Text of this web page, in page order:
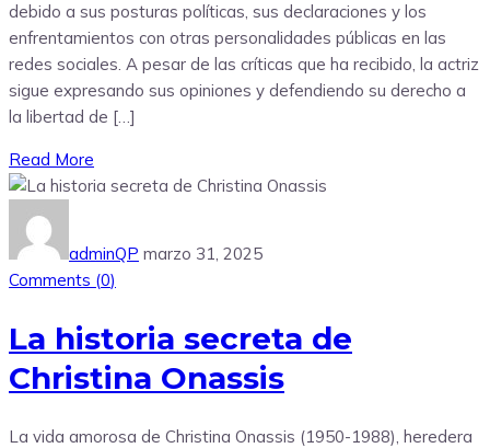
debido a sus posturas políticas, sus declaraciones y los
enfrentamientos con otras personalidades públicas en las
redes sociales. A pesar de las críticas que ha recibido, la actriz
sigue expresando sus opiniones y defendiendo su derecho a
la libertad de […]
Read More
adminQP marzo 31, 2025
Comments (0)
La historia secreta de
Christina Onassis
La vida amorosa de Christina Onassis (1950-1988), heredera